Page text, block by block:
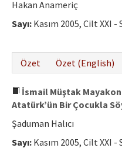
Hakan Anameriç
Sayı: Kasım 2005, Cilt XXI -
Özet
Özet (English)
İsmail Müştak
Atatürk’ün Bir Çocukla
Şaduman Halıcı
Sayı: Kasım 2005, Cilt XXI -